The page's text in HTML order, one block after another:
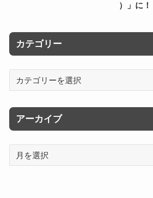
）」に！
カテゴリー
リ
ー
アーカイブ